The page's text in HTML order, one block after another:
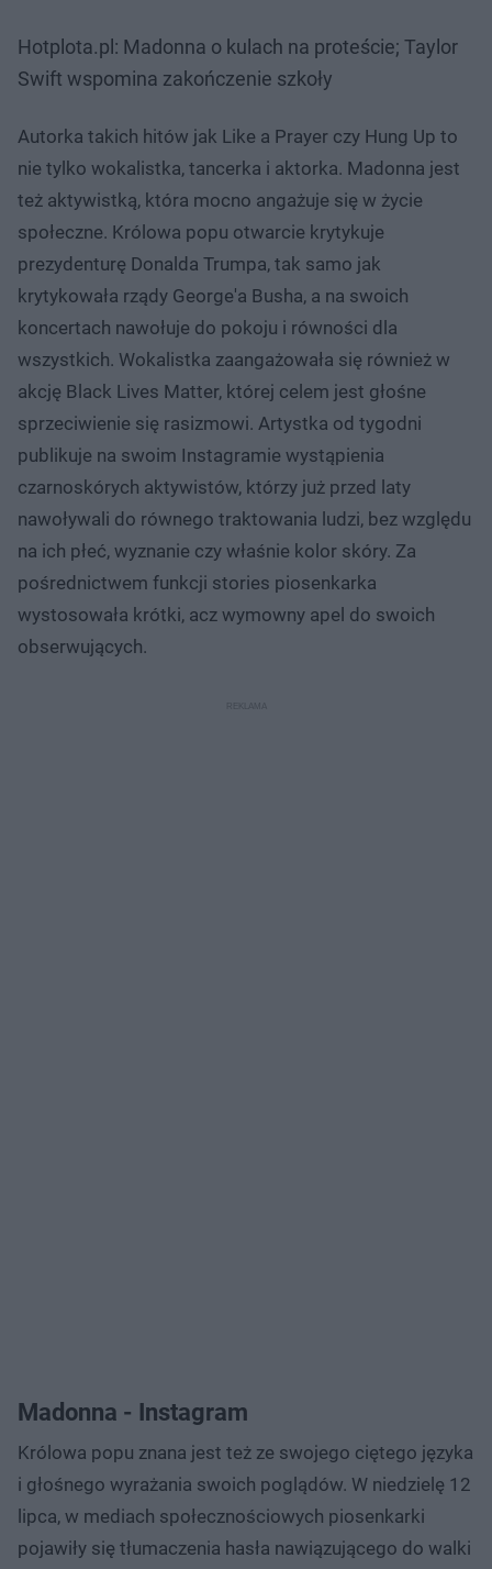
Hotplota.pl: Madonna o kulach na proteście; Taylor
Swift wspomina zakończenie szkoły
Autorka takich hitów jak Like a Prayer czy Hung Up to
nie tylko wokalistka, tancerka i aktorka. Madonna jest
też aktywistką, która mocno angażuje się w życie
społeczne. Królowa popu otwarcie krytykuje
prezydenturę Donalda Trumpa, tak samo jak
krytykowała rządy George'a Busha, a na swoich
koncertach nawołuje do pokoju i równości dla
wszystkich. Wokalistka zaangażowała się również w
akcję Black Lives Matter, której celem jest głośne
sprzeciwienie się rasizmowi. Artystka od tygodni
publikuje na swoim Instagramie wystąpienia
czarnoskórych aktywistów, którzy już przed laty
nawoływali do równego traktowania ludzi, bez względu
na ich płeć, wyznanie czy właśnie kolor skóry. Za
pośrednictwem funkcji stories piosenkarka
wystosowała krótki, acz wymowny apel do swoich
obserwujących.
Madonna - Instagram
Królowa popu znana jest też ze swojego ciętego języka
i głośnego wyrażania swoich poglądów. W niedzielę 12
lipca, w mediach społecznościowych piosenkarki
pojawiły się tłumaczenia hasła nawiązującego do walki